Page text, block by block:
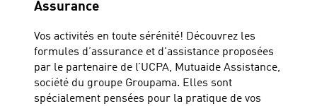
Assurance
Vos activités en toute sérénité! Découvrez les
formules d’assurance et d'assistance proposées
par le partenaire de l’UCPA, Mutuaide Assistance,
société du groupe Groupama. Elles sont
spécialement pensées pour la pratique de vos